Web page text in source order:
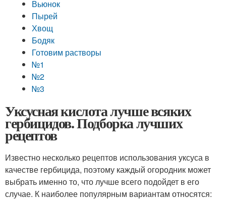
Вьюнок
Пырей
Хвощ
Бодяк
Готовим растворы
№1
№2
№3
Уксусная кислота лучше всяких
гербицидов. Подборка лучших
рецептов
Известно несколько рецептов использования уксуса в
качестве гербицида, поэтому каждый огородник может
выбрать именно то, что лучше всего подойдет в его
случае. К наиболее популярным вариантам относятся: